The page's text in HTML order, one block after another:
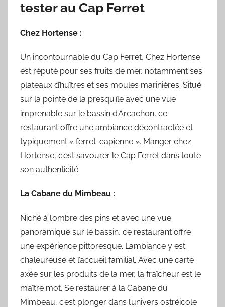
tester au Cap Ferret
Chez Hortense :
Un incontournable du Cap Ferret, Chez Hortense
est réputé pour ses fruits de mer, notamment ses
plateaux d’huîtres et ses moules marinières. Situé
sur la pointe de la presqu’île avec une vue
imprenable sur le bassin d’Arcachon, ce
restaurant offre une ambiance décontractée et
typiquement « ferret-capienne ». Manger chez
Hortense, c’est savourer le Cap Ferret dans toute
son authenticité.
La Cabane du Mimbeau :
Niché à l’ombre des pins et avec une vue
panoramique sur le bassin, ce restaurant offre
une expérience pittoresque. L’ambiance y est
chaleureuse et l’accueil familial. Avec une carte
axée sur les produits de la mer, la fraîcheur est le
maître mot. Se restaurer à la Cabane du
Mimbeau, c’est plonger dans l’univers ostréicole